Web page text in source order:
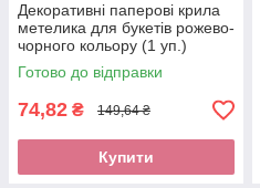
Декоративні паперові крила
метелика для букетів рожево-
чорного кольору (1 уп.)
Готово до відправки
74,82 ₴ 149,64 ₴
Купити